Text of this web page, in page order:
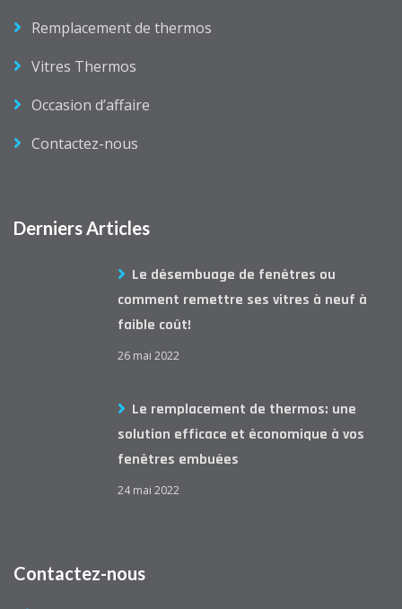
Remplacement de thermos
Vitres Thermos
Occasion d’affaire
Contactez-nous
Derniers Articles
Le désembuage de fenêtres ou
comment remettre ses vitres à neuf à
faible coût!
26 mai 2022
Le remplacement de thermos: une
solution efficace et économique à vos
fenêtres embuées
24 mai 2022
Contactez-nous